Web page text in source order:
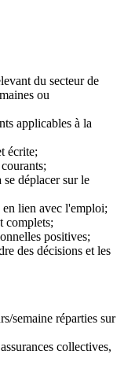
du secteur de
ou
applicables à la
écrite;
déplacer sur le
lien avec l'emploi;
complets;
positives;
des décisions et les
semaine réparties sur
collectives,